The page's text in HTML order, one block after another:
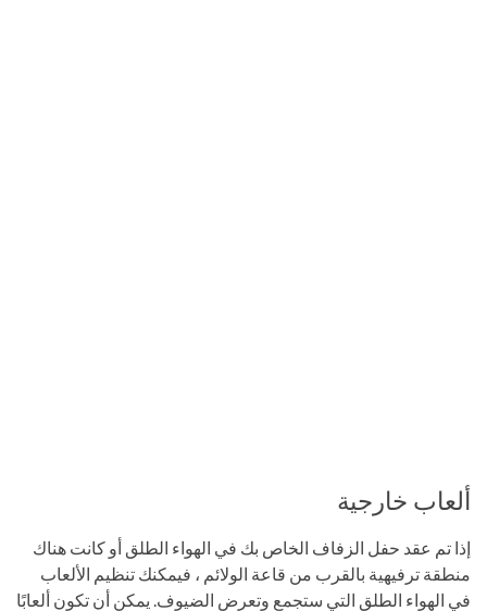
ألعاب خارجية
إذا تم عقد حفل الزفاف الخاص بك في الهواء الطلق أو كانت هناك
منطقة ترفيهية بالقرب من قاعة الولائم ، فيمكنك تنظيم الألعاب
في الهواء الطلق التي ستجمع وتعرض الضيوف. يمكن أن تكون ألعابًا